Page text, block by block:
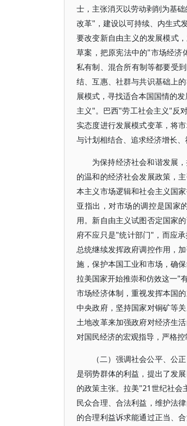
士，主张消灭以劳动剥削为基
改革"，建设以可持续、内生式
要改变新自由主义的发展模式
草案，把原宪法中的"市场经济
私有制、混合所有制等都要受
结、互惠、社群与共识基础上
展模式，寻找适合本国国情的
主义"。巴西"劳工社会主义"反
实态度进行发展模式变革，将
与计划相结合、追求经济增长
为保持经济社会和谐发展
的温和的经济社会发展政策，
本主义市场逻辑和社会主义国
亚指出，对市场的调控是国家
用。新自由主义试图否定国家
府不应只是"统计部门"，而应
总统继续发挥政府调控作用，
施，保护本国工业和市场，确
拉美国家开始推崇和仿效这一"
市场经济体制，重视发挥本国
中央政府，坚持国家对铜矿等
土地改革来加强政府对经济生
对国民经济的宏观指导，严格
（二）强调社会公平、公
是弱势群体的利益，提出了发
的政策主张。拉美"21世纪社
民众合理、合法利益，维护法
的合理利益诉求能通过正当、